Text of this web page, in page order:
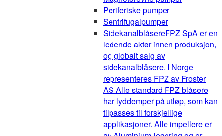
Periferiske pumper
Sentrifugalpumper
SidekanalblåsereFPZ SpA er en
ledende aktør innen produksjon,
og globalt salg av
sidekanalblåsere. I Norge
representeres FPZ av Froster
AS Alle standard FPZ blåsere
har lyddemper på utløp, som kan
tilpasses til forskjellige
applikasjoner. Alle impellere er